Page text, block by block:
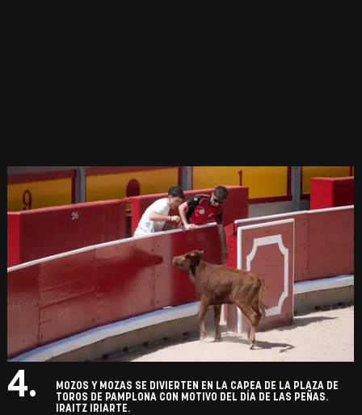
4.
MOZOS Y MOZAS SE DIVIERTEN EN LA CAPEA DE LA PLAZA DE
TOROS DE PAMPLONA CON MOTIVO DEL DÍA DE LAS PEÑAS.
IRAITZ IRIARTE.